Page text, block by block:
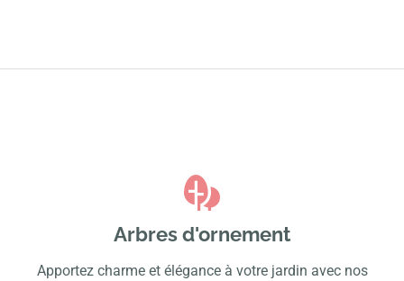
Arbres d'ornement
Apportez charme et élégance à votre jardin avec nos